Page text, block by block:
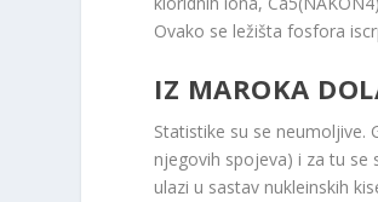
Ovako se ležišta fosfora
IZ MAROKA
Statistike su se
njegovih spojeva) i za tu
ulazi u sastav nukleinskih